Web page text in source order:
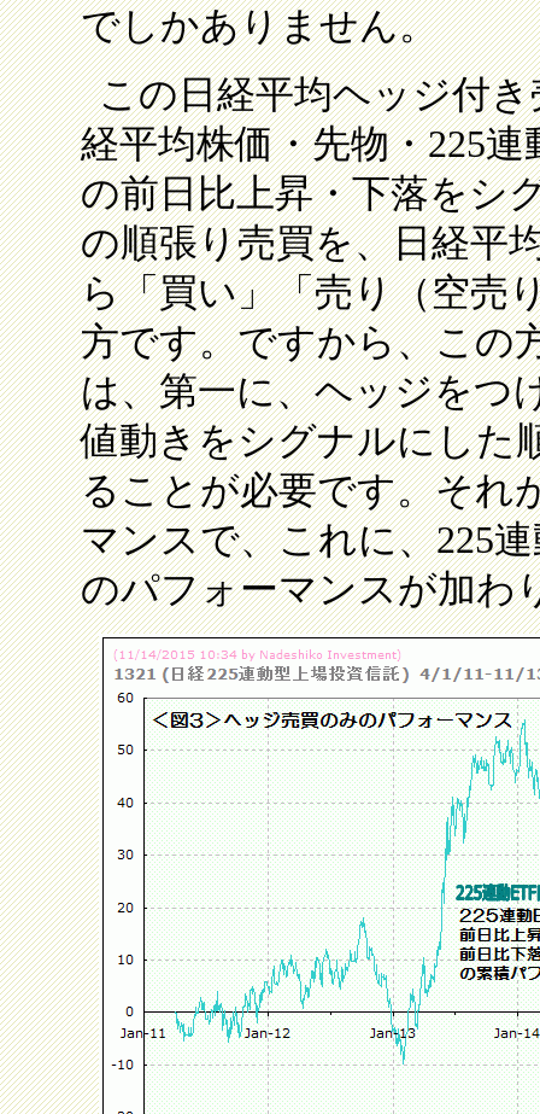
でしかありません。
この日経平均ヘッジ付
経平均株価・先物・225
の前日比上昇・下落をシ
の順張り売買を、日経平
ら「買い」「売り（空売
方です。ですから、この
は、第一に、ヘッジをつ
値動きをシグナルにした
ることが必要です。それ
マンスで、これに、225
のパフォーマンスが加わ